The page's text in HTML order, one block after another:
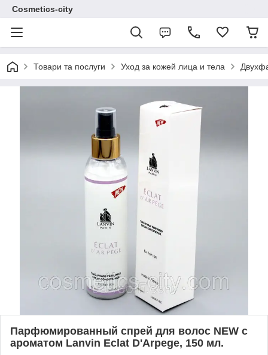
Cosmetics-city
Товари та послуги Уход за кожей лица и тела
Парфюмированный спрей для волос NEW с
ароматом Lanvin Eclat D'Arpege, 150 мл.